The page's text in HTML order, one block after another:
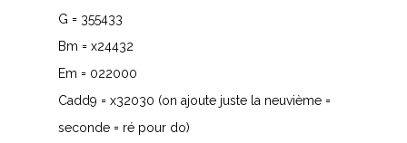
G = 355433
Bm = x24432
Em = 022000
Cadd9 = x32030 (on ajoute juste la neuvième =
seconde = ré pour do)